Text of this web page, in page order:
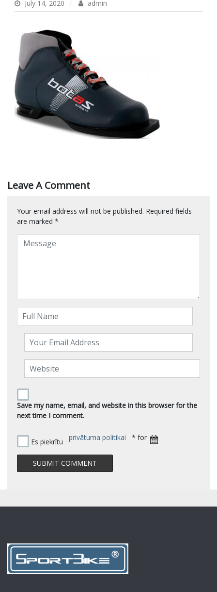
July 14, 2020 admin
Leave A Comment
Your email address will not be published. Required fields
are marked *
Save my name, email, and website in this browser for the
next time I comment.
Es piekrītu privātuma politikai * for